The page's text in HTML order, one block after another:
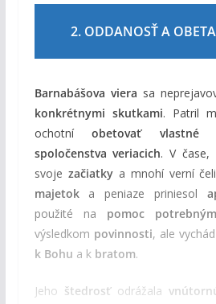
2. ODDANOSŤ A OBETA
Barnabášova viera sa
konkrétnymi skutkami. Patril
ochotníobetovať vlastné
spoločenstva veriacich. V čase,
svoje začiatkya mnohí verní
majetoka peniaze priniesol
použité na pomoc potrebným
výsledkom povinnosti, ale
k Bohu a k bratom.
Jeho štedrosťodrážala